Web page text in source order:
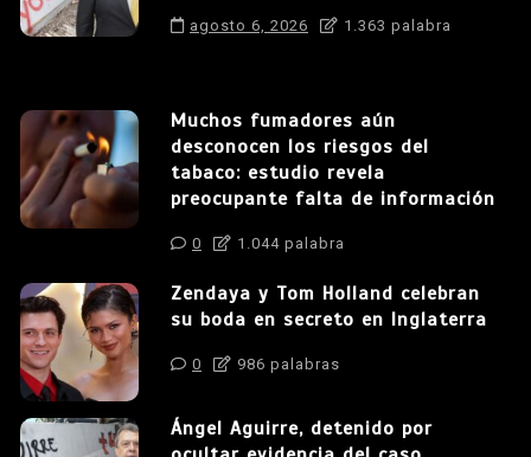
agosto 6, 2026 1.363 palabra
Muchos fumadores aún
desconocen los riesgos del
tabaco: estudio revela
preocupante falta de información
0 1.044 palabra
Zendaya y Tom Holland celebran
su boda en secreto en Inglaterra
0 986 palabras
Ángel Aguirre, detenido por